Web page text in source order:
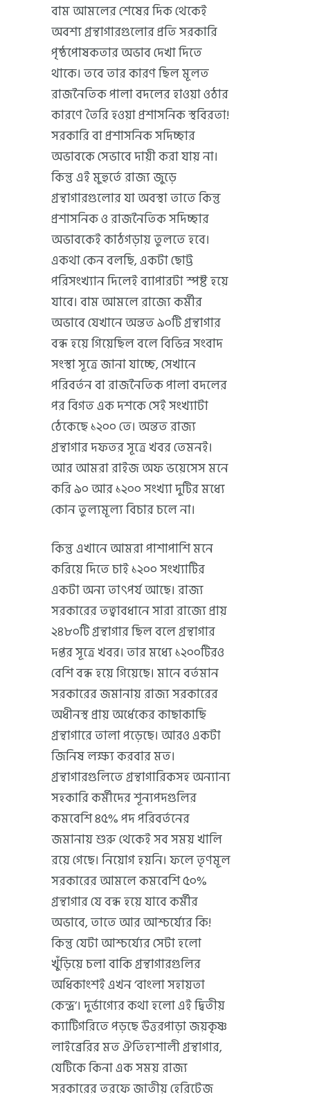
বাম আমলের শেষের দিক থেকেই
অবশ্য গ্রন্থাগারগুলোর প্রতি সরকারি
পৃষ্ঠপোষকতার অভাব দেখা দিতে
থাকে। তবে তার কারণ ছিল মূলত
রাজনৈতিক পালা বদলের হাওয়া ওঠার
কারণে তৈরি হওয়া প্রশাসনিক স্থবিরতা!
সরকারি বা প্রশাসনিক সদিচ্ছার
অভাবকে সেভাবে দায়ী করা যায় না।
কিন্তু এই মুহুর্তে রাজ্য জুড়ে
গ্রন্থাগারগুলোর যা অবস্থা তাতে কিন্তু
প্রশাসনিক ও রাজনৈতিক সদিচ্ছার
অভাবকেই কাঠগড়ায় তুলতে হবে।
একথা কেন বলছি, একটা ছোট্ট
পরিসংখ্যান দিলেই ব্যাপারটা স্পষ্ট হয়ে
যাবে। বাম আমলে রাজ্যে কর্মীর
অভাবে যেখানে অন্তত ৯০টি গ্রন্থাগার
বন্ধ হয়ে গিয়েছিল বলে বিভিন্ন সংবাদ
সংস্থা সূত্রে জানা যাচ্ছে, সেখানে
পরিবর্তন বা রাজনৈতিক পালা বদলের
পর বিগত এক দশকে সেই সংখ্যাটা
ঠেকেছে ১২০০ তে। অন্তত রাজ্য
গ্রন্থাগার দফতর সূত্রে খবর তেমনই।
আর আমরা রাইজ অফ ভয়েসেস মনে
করি ৯০ আর ১২০০ সংখ্যা দুটির মধ্যে
কোন তুল্যমূল্য বিচার চলে না।
কিন্তু এখানে আমরা পাশাপাশি মনে
করিয়ে দিতে চাই ১২০০ সংখ্যাটির
একটা অন্য তাৎপর্য আছে। রাজ্য
সরকারের তত্বাবধানে সারা রাজ্যে প্রায়
২৪৮০টি গ্রন্থাগার ছিল বলে গ্রন্থাগার
দপ্তর সূত্রে খবর। তার মধ্যে ১২০০টিরও
বেশি বন্ধ হয়ে গিয়েছে। মানে বর্তমান
সরকারের জমানায় রাজ্য সরকারের
অধীনস্থ প্রায় অর্ধেকের কাছাকাছি
গ্রন্থাগারে তালা পড়েছে। আরও একটা
জিনিষ লক্ষ্য করবার মত।
গ্রন্থাগারগুলিতে গ্রন্থাগারিকসহ অন্যান্য
সহকারি কর্মীদের শূন্যপদগুলির
কমবেশি ৪৫% পদ পরিবর্তনের
জমানায় শুরু থেকেই সব সময় খালি
রয়ে গেছে। নিয়োগ হয়নি। ফলে তৃণমূল
সরকারের আমলে কমবেশি ৫০%
গ্রন্থাগার যে বন্ধ হয়ে যাবে কর্মীর
অভাবে, তাতে আর আশ্চর্য্যের কি!
কিন্তু যেটা আশ্চর্য্যের সেটা হলো
খুঁড়িয়ে চলা বাকি গ্রন্থাগারগুলির
অধিকাংশই এখন ‘বাংলা সহায়তা
কেন্দ্র’। দুর্ভাগ্যের কথা হলো এই দ্বিতীয়
ক্যাটিগরিতে পড়ছে উত্তরপাড়া জয়কৃষ্ণ
লাইব্রেরির মত ঐতিহ্যশালী গ্রন্থাগার,
যেটিকে কিনা এক সময় রাজ্য
সরকারের তরফে জাতীয় হেরিটেজ